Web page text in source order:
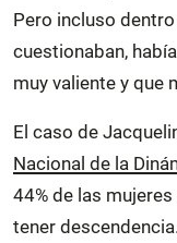
Pero incluso
cuestionaban,
muy valiente y que
El caso de
Nacional de la
44% de las
tener descendencia.